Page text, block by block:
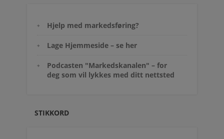
Hjelp med markedsføring?
Lage Hjemmeside – se her
Podcasten "Markedskanalen" – for
deg som vil lykkes med ditt nettsted
STIKKORD